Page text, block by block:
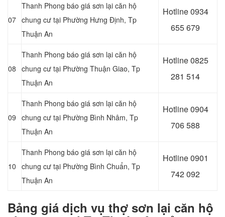
07
Thanh Phong báo giá sơn lại căn hộ
chung cư tại Phường Hưng Định, Tp
Thuận An
Hotline 0934
655 679
08
Thanh Phong báo giá sơn lại căn hộ
chung cư tại Phường Thuận Giao, Tp
Thuận An
Hotline 0825
281 514
09
Thanh Phong báo giá sơn lại căn hộ
chung cư tại Phường Bình Nhâm, Tp
Thuận An
Hotline 0904
706 588
10
Thanh Phong báo giá sơn lại căn hộ
chung cư tại Phường Bình Chuẩn, Tp
Thuận An
Hotline 0901
742 092
Bảng giá dịch vụ thợ sơn lại căn hộ